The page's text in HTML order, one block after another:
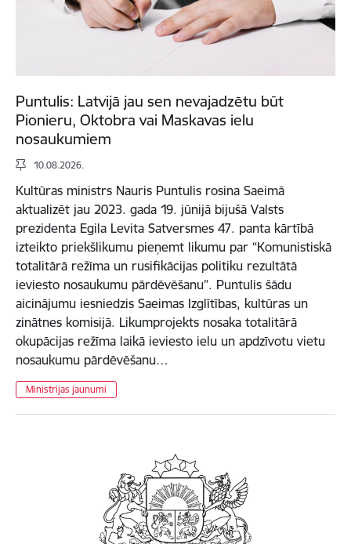
Puntulis: Latvijā jau sen nevajadzētu būt
Pionieru, Oktobra vai Maskavas ielu
nosaukumiem
10.08.2026.
Kultūras ministrs Nauris Puntulis rosina Saeimā
aktualizēt jau 2023. gada 19. jūnijā bijušā Valsts
prezidenta Egila Levita Satversmes 47. panta kārtībā
izteikto priekšlikumu pieņemt likumu par “Komunistiskā
totalitārā režīma un rusifikācijas politiku rezultātā
ieviesto nosaukumu pārdēvēšanu”. Puntulis šādu
aicinājumu iesniedzis Saeimas Izglītības, kultūras un
zinātnes komisijā. Likumprojekts nosaka totalitārā
okupācijas režīma laikā ieviesto ielu un apdzīvotu vietu
nosaukumu pārdēvēšanu…
Ministrijas jaunumi